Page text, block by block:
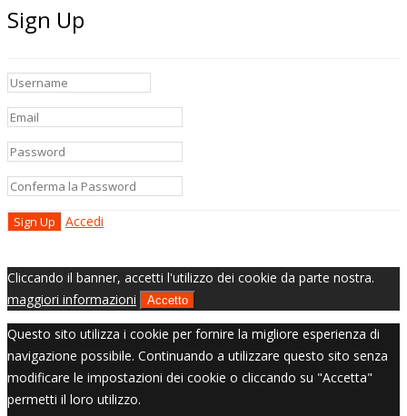
Sign Up
Accedi
Cliccando il banner, accetti l'utilizzo dei cookie da parte nostra.
maggiori informazioni
Accetto
Questo sito utilizza i cookie per fornire la migliore esperienza di
navigazione possibile. Continuando a utilizzare questo sito senza
modificare le impostazioni dei cookie o cliccando su "Accetta"
permetti il loro utilizzo.